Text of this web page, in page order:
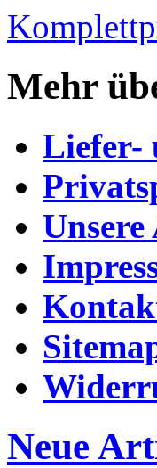
Mehr
Liefer-
Unsere
Neue